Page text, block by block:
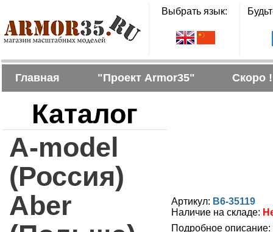
Выбрать язык:
Главная "Проект Armor35" Скоро !
Каталог
A-model
(Россия)
Aber
Артикул: B6-35119
Наличие на складе:
Подробное описание: